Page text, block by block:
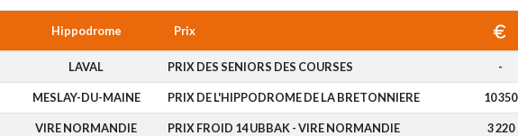
Hippodrome Prix
LAVAL PRIX DES SENIORS DES COURSES -
MESLAY-DU-MAINE PRIX DE L'HIPPODROME DE LA BRETONNIERE 10 350
VIRE NORMANDIE PRIX FROID 14 UBBAK - VIRE NORMANDIE 3 220